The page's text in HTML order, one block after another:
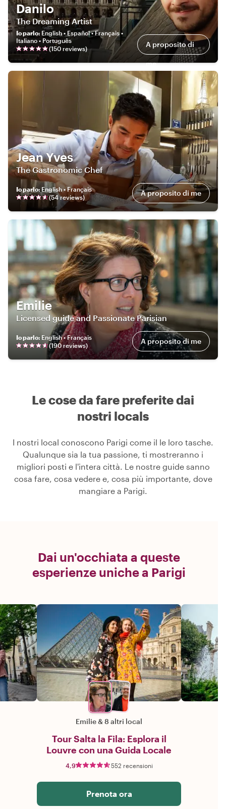
Danilo
The Dreaming Artist
Io parlo: English • Español • Français •
Italiano • Português
(150 reviews) A proposito di
me
Jean Yves
The Gastronomic Chef
Io parlo: English • Français
(54reviews) A proposito di me
Emilie
Licensed guide and Passionate Parisian
Io parlo: English • Français
(190reviews) A proposito di me
Le cose da fare preferite dai
nostri locals
I nostri local conoscono Parigi come il le loro tasche.
Qualunque sia la tua passione, ti mostreranno i
migliori posti e l'intera città. Le nostre guide sanno
cosa fare, cosa vedere e, cosa più importante, dove
mangiare a Parigi.
Dai un'occhiata a queste
esperienze uniche a Parigi
Emilie&8 altri local
Tour Salta la Fila: Esplora il
Louvre con una Guida Locale
4,9 552 recensioni
Prenota ora